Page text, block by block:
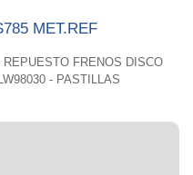
MET.REF
FRENOS DISCO
- PASTILLAS